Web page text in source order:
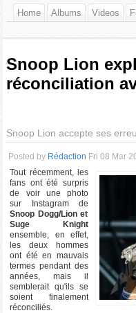
Home Albums Videos
Snoop Lion
réconciliation
Snoop Lion accepte ses
Posted by Rédaction Fri 08 Mar
Tout récemment, les
fans ont été surpris
de voir une photo
sur Instagram de
Snoop Dogg/Lion et
Suge Knight
ensemble, en effet,
les deux hommes
ont été en mauvais
termes pendant des
années, mais il
semblerait qu'ils se
soient finalement
réconciliés.